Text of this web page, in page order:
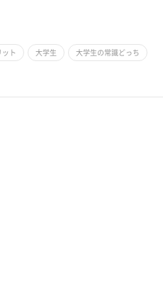
ット 大学生 大学生の常識どっち